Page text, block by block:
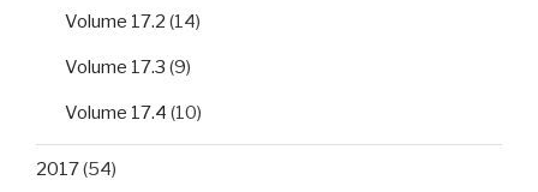
Volume 17.2 (14)
Volume 17.3 (9)
Volume 17.4 (10)
2017(54)